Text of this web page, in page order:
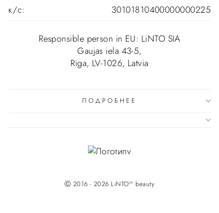
к/c:
30101810400000000225
Responsible person in EU: LiNTO SIA
Gaujas iela 43-5,
Riga, LV-1026, Latvia
ПОДРОБНЕЕ
Ⓒ 2016 - 2026 LiNTO™ beauty